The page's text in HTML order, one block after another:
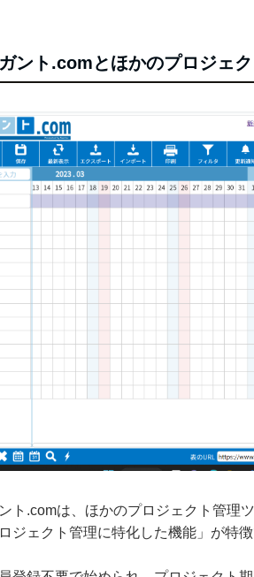
ント.comとほかのプロジェ
ト.comは、ほかのプロジェクト管理
ジェクト管理に特化した機能」が特徴